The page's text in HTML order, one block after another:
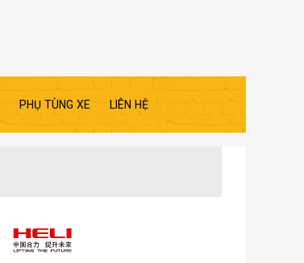
PHỤ TÙNG XE LIÊN HỆ